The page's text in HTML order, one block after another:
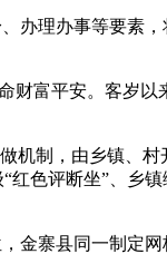
办理办事等要素，
富平安。客岁以
机制，由乡镇、
色评断坐”、乡
金寨县同一制定